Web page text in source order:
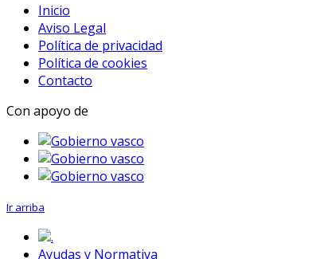
Inicio
Aviso Legal
Política de privacidad
Política de cookies
Contacto
Con apoyo de
Ir arriba
.
Ayudas y Normativa